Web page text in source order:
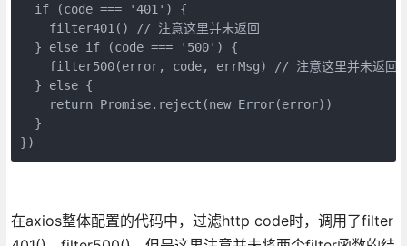
  if (code === '401') {
    filter401() // 注意这里并未返回
  } else if (code === '500') {
    filter500(error, code, errMsg) // 注意这里并未返回
  } else {
    return Promise.reject(new Error(error))
  }
})
在axios整体配置的代码中，过滤http code时，调用了filter